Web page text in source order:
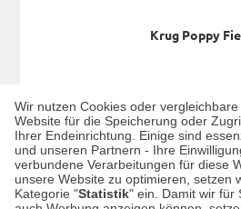
Wir nutzen Cookies oder
Website für die Speicherung oder
Ihrer Endeinrichtung. Einige sind
und unseren Partnern - Ihre
verbundene Verarbeitungen für diese
unsere Website zu optimieren, setzen
Kategorie "Statistik" ein. Damit wir für
Krug Poppy
12,90 €*